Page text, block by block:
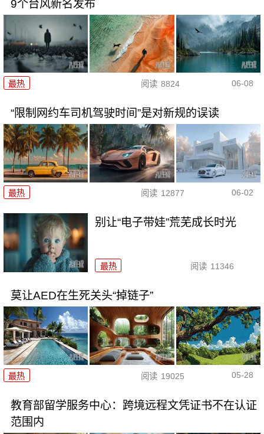
9个台风新名发布
最热 阅读 8824 06-08
“限制网约车司机驾驶时间”是对新规的误读
最热 阅读 12877 06-02
别让“电子带娃”荒芜成长时光
最热 阅读 11346
莫让AED在生死关头“掉链子”
最热 阅读 19025 05-28
教育部留学服务中心：跨境远程文凭证书不在认证
范围内